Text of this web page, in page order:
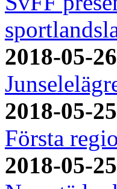
2018-05-
2018-05-
Första
2018-05-